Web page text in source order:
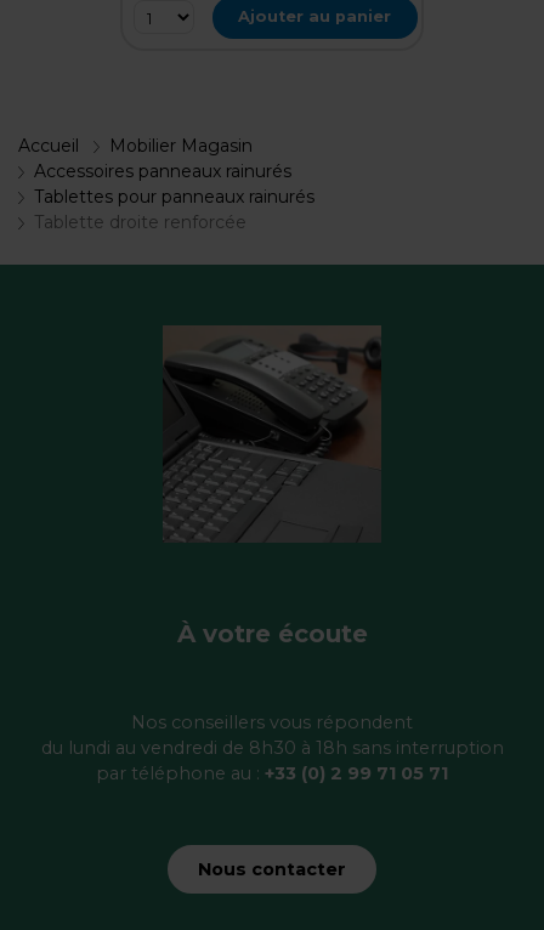
Ajouter au panier
Accueil
Mobilier Magasin
Accessoires panneaux rainurés
Tablettes pour panneaux rainurés
Tablette droite renforcée
À votre écoute
Nos conseillers vous répondent
du lundi au vendredi de 8h30 à 18h sans interruption
par téléphone au : +33 (0) 2 99 71 05 71
Nous contacter